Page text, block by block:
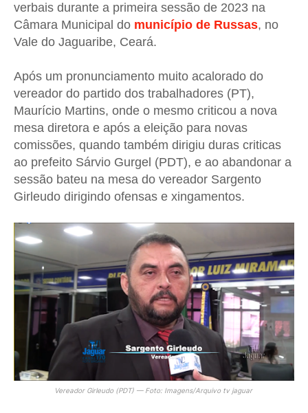
verbais durante a primeira sessão de 2023 na
Câmara Municipal do município de Russas, no
Vale do Jaguaribe, Ceará.
Após um pronunciamento muito acalorado do
vereador do partido dos trabalhadores (PT),
Maurício Martins, onde o mesmo criticou a nova
mesa diretora e após a eleição para novas
comissões, quando também dirigiu duras criticas
ao prefeito Sárvio Gurgel (PDT), e ao abandonar a
sessão bateu na mesa do vereador Sargento
Girleudo dirigindo ofensas e xingamentos.
Vereador Girleudo (PDT) — Foto: Imagens/Arquivo tv jaguar